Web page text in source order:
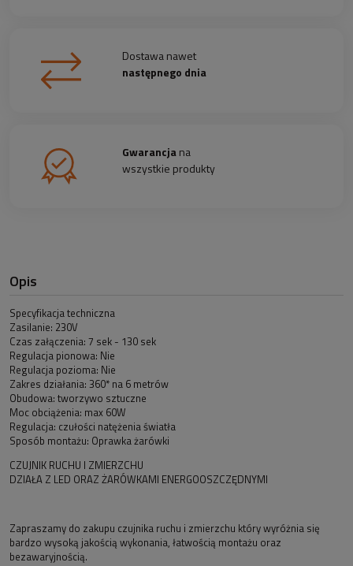
Dostawa nawet
następnego dnia
Gwarancjana
wszystkie produkty
Opis
Specyfikacja techniczna
Zasilanie: 230V
Czas załączenia: 7 sek - 130 sek
Regulacja pionowa: Nie
Regulacja pozioma: Nie
Zakres działania: 360* na 6 metrów
Obudowa: tworzywo sztuczne
Moc obciążenia: max 60W
Regulacja: czułości natężenia światła
Sposób montażu: Oprawka żarówki
CZUJNIK RUCHU I ZMIERZCHU
DZIAŁA Z LED ORAZ ŻARÓWKAMI ENERGOOSZCZĘDNYMI
Zapraszamy do zakupu czujnika ruchu i zmierzchu który wyróżnia się
bardzo wysoką jakością wykonania, łatwością montażu oraz
bezawaryjnością.